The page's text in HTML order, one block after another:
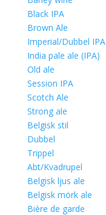
Black IPA
Brown Ale
Imperial/Dubbel IPA
India pale ale (IPA)
Old ale
Session IPA
Scotch Ale
Strong ale
Belgisk stil
Dubbel
Trippel
Abt/Kvadrupel
Belgisk ljus ale
Belgisk mörk ale
Bière de garde